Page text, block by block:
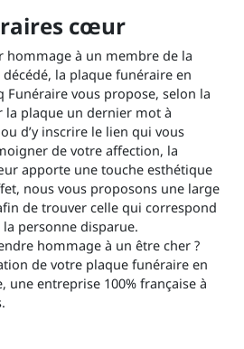
cœur
hommage à un membre de la
la plaque funéraire en
Funéraire vous propose, selon la
plaque un dernier mot à
d’y inscrire le lien qui vous
de votre affection, la
apporte une touche esthétique
nous vous proposons une large
de trouver celle qui correspond
personne disparue.
hommage à un être cher ?
de votre plaque funéraire en
une entreprise 100% française à